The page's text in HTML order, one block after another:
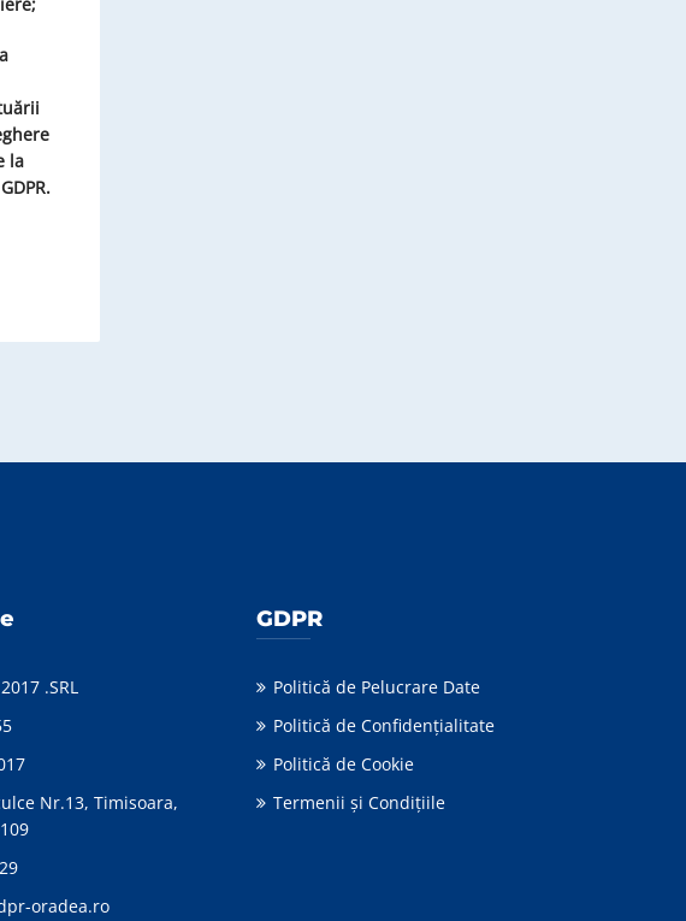
la
.SRL
Nr.13, Timisoara,
oradea.ro
GDPR
Politică de Pelucrare Date
Politică de Confidențialitate
Politică de Cookie
Termenii şi Condiţiile